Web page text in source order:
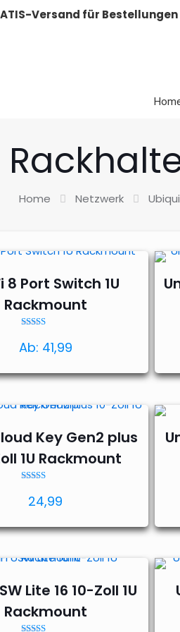
Versand für
Home Netzwerk
8 Port Switch 1U
Rackmount
5.00
von 5
Ab: 41,99
Key Gen2 plus
1U Rackmount
5.00
von 5
24,99
Lite 16 10-Zoll 1U
Rackmount